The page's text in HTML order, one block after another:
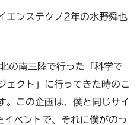
エンステクノ2年の水野舜也
の南三陸で行った「科学で
ェクト」に行ってきた時のこ
。この企画は、僕と同じサイ
ベントで、それに僕がのっ